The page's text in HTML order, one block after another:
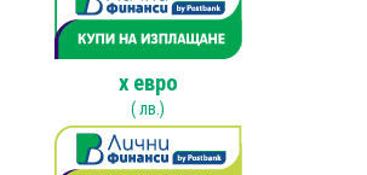
x евро
(лв.)